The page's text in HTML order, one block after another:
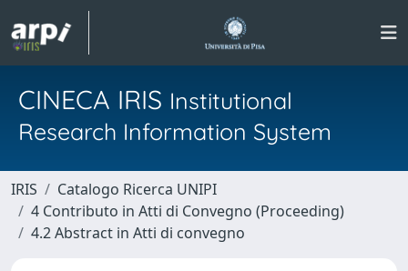
CINECA IRIS Institutional
Research Information System
IRIS
Catalogo Ricerca UNIPI
4 Contributo in Atti di Convegno (Proceeding)
4.2 Abstract in Atti di convegno